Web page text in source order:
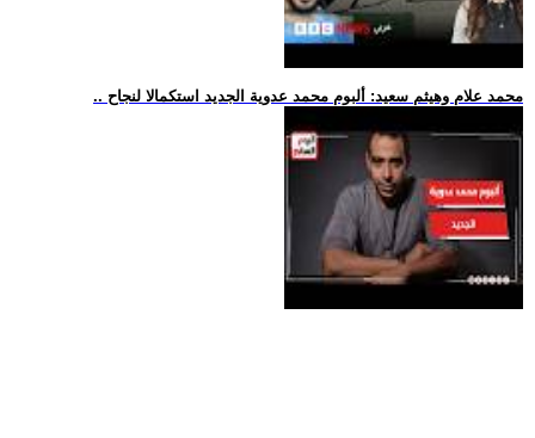
.. محمد علام وهيثم سعيد: ألبوم محمد عدوية الجديد استكمالا لنجاح